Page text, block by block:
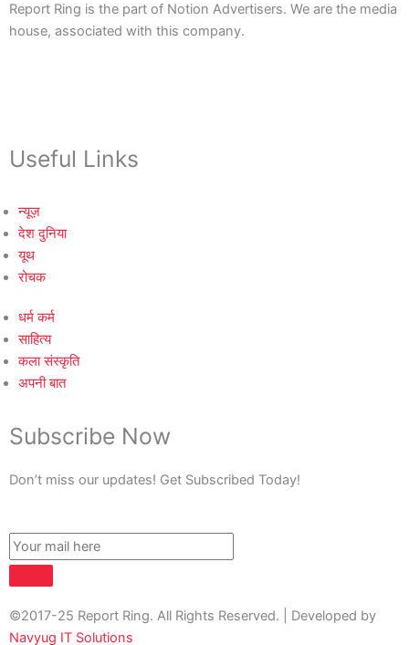
Report Ring is the part of Notion Advertisers. We are the media
house, associated with this company.
Useful Links
न्यूज़
देश दुनिया
यूथ
रोचक
धर्म कर्म
साहित्य
कला संस्कृति
अपनी बात
Subscribe Now
Don’t miss our updates! Get Subscribed Today!
©2017-25 Report Ring. All Rights Reserved. | Developed by
Navyug IT Solutions